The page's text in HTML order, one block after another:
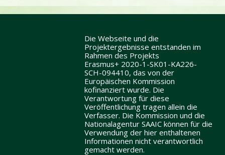
Die Webseite und die
Projektergebnisse entstanden im
Rahmen des Projekts
Erasmus+ 2020-1-SK01-KA226-
SCH-094410, das von der
Europäischen Kommission
kofinanziert wurde. Die
Verantwortung für diese
Veröffentlichung tragen allein die
Verfasser. Die Kommission und die
Nationalagentur SAAIC können für die
Verwendung der hier enthaltenen
Informationen nicht verantwortlich
gemacht werden.